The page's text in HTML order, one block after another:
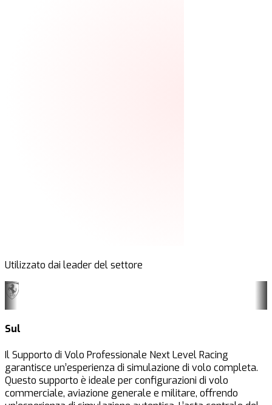
Utilizzato dai leader del settore
Sul
Il Supporto di Volo Professionale Next Level Racing
garantisce un’esperienza di simulazione di volo completa.
Questo supporto è ideale per configurazioni di volo
commerciale, aviazione generale e militare, offrendo